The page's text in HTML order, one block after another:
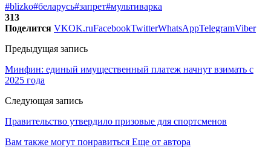
#blizko#беларусь#запрет#мультиварка
313
Поделится VKOK.ruFacebookTwitterWhatsAppTelegramViber
Предыдущая запись
Минфин: единый имущественный платеж начнут взимать с
2025 года
Следующая запись
Правительство утвердило призовые для спортсменов
Вам также могут понравиться Еще от автора